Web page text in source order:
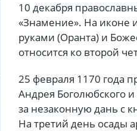
10 декабря
«Знамение». На иконе
руками (Оранта) и
относится ко второй
25 февраля 1170 года
Андрея Боголюбского
за незаконную дань с
На третий день осады